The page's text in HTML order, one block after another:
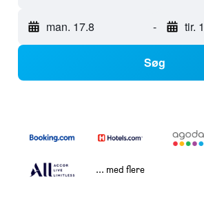
man. 17.8 - tir.
Søg
... med flere